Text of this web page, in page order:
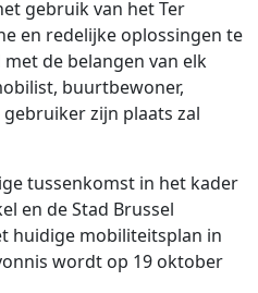
gebruik van het Ter
en redelijke oplossingen te
de belangen van elk
buurtbewoner,
gebruiker zijn plaats zal
tussenkomst in het kader
en de Stad Brussel
huidige mobiliteitsplan in
wordt op 19 oktober